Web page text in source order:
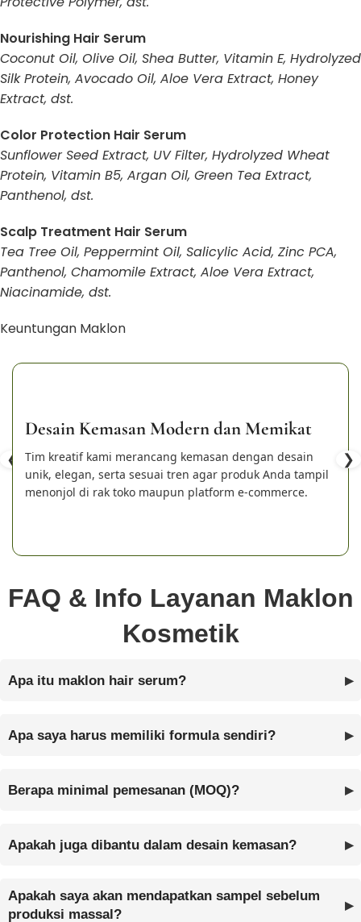
Nourishing Hair Serum
Coconut Oil, Olive Oil, Shea Butter, Vitamin E, Hydrolyzed
Silk Protein, Avocado Oil, Aloe Vera Extract, Honey
Extract, dst.
Color Protection Hair Serum
Sunflower Seed Extract, UV Filter, Hydrolyzed Wheat
Protein, Vitamin B5, Argan Oil, Green Tea Extract,
Panthenol, dst.
Scalp Treatment Hair Serum
Tea Tree Oil, Peppermint Oil, Salicylic Acid, Zinc PCA,
Panthenol, Chamomile Extract, Aloe Vera Extract,
Niacinamide, dst.
Keuntungan Maklon
❮
Desain Kemasan Modern dan Memikat
Tim kreatif kami merancang kemasan dengan desain
unik, elegan, serta sesuai tren agar produk Anda tampil
menonjol di rak toko maupun platform e-commerce.
❯
FAQ & Info Layanan Maklon
Kosmetik
Apa itu maklon hair serum?
Apa saya harus memiliki formula sendiri?
Berapa minimal pemesanan (MOQ)?
Apakah juga dibantu dalam desain kemasan?
Apakah saya akan mendapatkan sampel sebelum
produksi massal?